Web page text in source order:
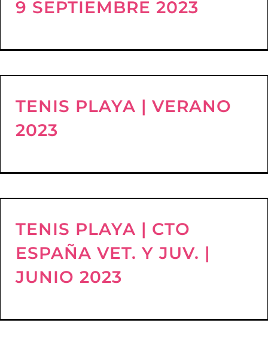
9 SEPTIEMBRE 2023
TENIS PLAYA | VERANO
2023
TENIS PLAYA | CTO
ESPAÑA VET. Y JUV. |
JUNIO 2023